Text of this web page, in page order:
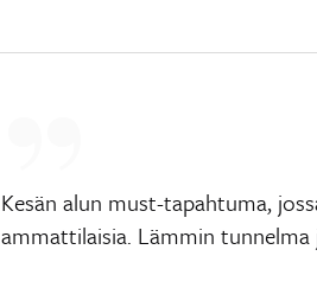
Kesän alun must-tapahtuma,
ammattilaisia. Lämmin tunnelma